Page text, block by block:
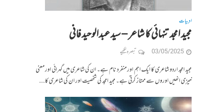
ادبیات
مجید امجد تنہائی کا شاعر – سید عبدالوحید فانی
03/05/2025 تبصرہ لکھیے
مجید امجد اردو شاعری کا ایک اہم اور منفرد نام ہے۔ ان کی شاعری میں گہرائی اور معنی
خیزی انھیں اوروں سے ممتاز کرتی ہے۔ مجید امجد کی شخصیت اور ان کی شاعری کا...